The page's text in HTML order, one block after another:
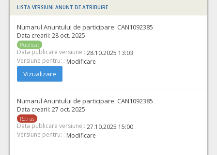
LISTA VERSIUNI ANUNT DE ATRIBUIRE
Numarul Anuntului de participare: CAN1092385
Data crearii: 28 oct. 2025
Publicat
Data publicare versiune : 28.10.2025 13:03
Versiune pentru: : Modificare
Vizualizare
Numarul Anuntului de participare: CAN1092385
Data crearii: 27 oct. 2025
Retras
Data publicare versiune : 27.10.2025 15:00
Versiune pentru: : Modificare